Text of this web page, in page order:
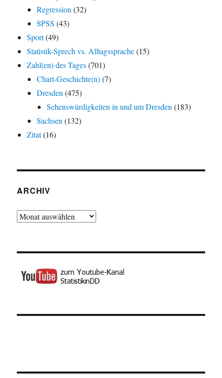
Regression (32)
SPSS (43)
Sport(49)
Statistik-Sprech vs. Alltagssprache(15)
Zahl(en) des Tages(701)
Chart-Geschichte(n)(7)
Dresden (475)
Sehenswürdigkeiten in und um Dresden (183)
Sachsen (132)
Zitat(16)
ARCHIV
Archiv